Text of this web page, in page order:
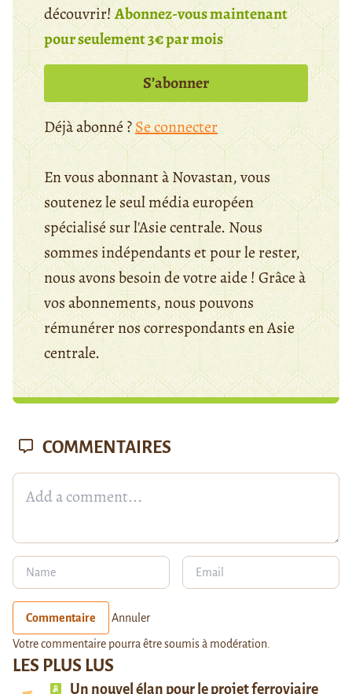
découvrir!Abonnez-vous maintenant
pour seulement 3€ par mois
S’abonner
Déjà abonné ?Se connecter
En vous abonnant à Novastan, vous
soutenez le seul média européen
spécialisé sur l'Asie centrale. Nous
sommes indépendants et pour le rester,
nous avons besoin de votre aide ! Grâce à
vos abonnements, nous pouvons
rémunérer nos correspondants en Asie
centrale.
LES PLUS LUS
Un nouvel élan pour le projet ferroviaire
COMMENTAIRES
Commentaire Annuler
Votre commentaire pourra être soumis à modération.